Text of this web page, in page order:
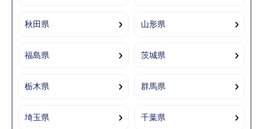
秋田県 山形県
福島県 茨城県
栃木県 群馬県
埼玉県 千葉県